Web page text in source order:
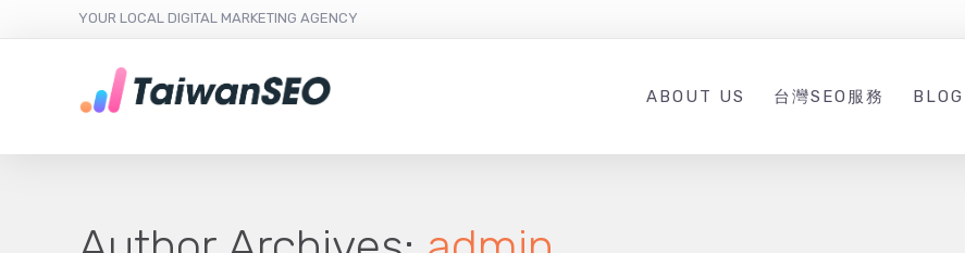
YOUR LOCAL DIGITAL MARKETING AGENCY
ABOUT US 台灣SEO服務 BLOG